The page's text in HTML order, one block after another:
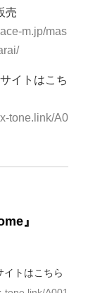
売
m.jp/mas
イトはこち
tone.link/A0
』
イトはこちら